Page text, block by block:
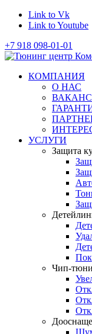
Link to Vk
Link to Youtube
+7 918 098-01-01
КОМПАНИЯ
О НАС
УСЛУГИ
Защита
Чип-